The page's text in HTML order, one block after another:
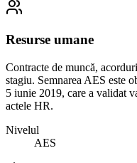
Resurse umane
Contracte de muncă,
stagiu. Semnarea AES este
5 iunie 2019, care a validat
actele HR.
Nivelul
AES